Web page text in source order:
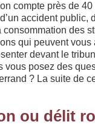
compte près de
accident
des
qui peuvent
devant le
vous posez des
? La suite de
ou délit